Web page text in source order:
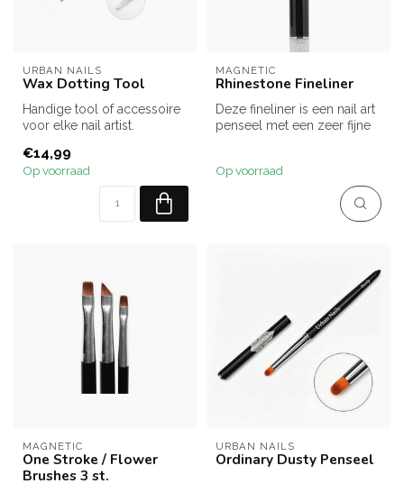
URBAN NAILS
Wax Dotting Tool
Handige tool of accessoire
voor elke nail artist.
€14,99
Op voorraad
MAGNETIC
Rhinestone Fineliner
Deze fineliner is een nail art
penseel met een zeer fijne
Op voorraad
MAGNETIC
One Stroke / Flower
Brushes 3 st.
URBAN NAILS
Ordinary Dusty Penseel